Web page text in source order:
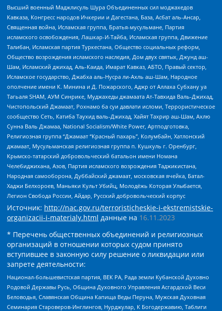
Высший военный Маджлисуль Шура Объединенных сил моджахедов
Кавказа, Конгресс народов Ичкерии и Дагестана, База, Асбат аль-Ансар,
Священная война, Исламская группа, Братья-мусульмане, Партия
исламского освобождения, Лашкар-И-Тайба, Исламская группа, Движение
Талибан, Исламская партия Туркестана, Общество социальных реформ,
Общество возрождения исламского наследия, Дом двух святых, Джунд аш-
Шам, Исламский джихад, Аль-Каида, Имарат Кавказ, АБТО, Правый сектор,
Исламское государство, Джабха аль-Нусра ли-Ахль аш-Шам, Народное
ополчение имени К. Минина и Д. Пожарского, Аджр от Аллаха Субхану уа
Тагьаля SHAM, АУМ Синрике, Муджахеды джамаата Ат-Тавхида Валь-Джихад,
Чистопольский Джамаат, Рохнамо ба суи давлати исломи, Террористическое
сообщество Сеть, Катиба Таухид валь-Джихад, Хайят Тахрир аш-Шам, Ахлю
Сунна Валь Джамаа, National Socialism/White Power, Артподготовка,
Религиозная группа “Джамаат “Красный пахарь”, Колумбайн, Хатлонский
джамаат, Мусульманская религиозная группа п. Кушкуль г. Оренбург,
Крымско-татарский добровольческий батальон имени Номана
Челебиджихана, Азов, Партия исламского возрождения Таджикистана,
Народная самооборона, Дуббайский джамаат, московская ячейка, Батал-
Хаджи Белхороев, Маньяки Культ Убийц, Молодёжь Которая Улыбается,
Легион Свобода России, Айдар, Русский добровольческий корпус
Источник: http://nac.gov.ru/terroristicheskie-i-ekstremistskie-
organizacii-i-materialy.html данные на 16.11.2023
* Перечень общественных объединений и религиозных
организаций в отношении которых судом принято
вступившее в законную силу решение о ликвидации или
запрете деятельности:
Национал-большевистская партия, ВЕК РА, Рада земли Кубанской Духовно
Родовой Державы Русь, Община Духовного Управления Асгардской Веси
Беловодья, Славянская Община Капища Веды Перуна, Мужская Духовная
Семинария Староверов-Инглингов, Нурджулар, К Богодержавию, Таблиги